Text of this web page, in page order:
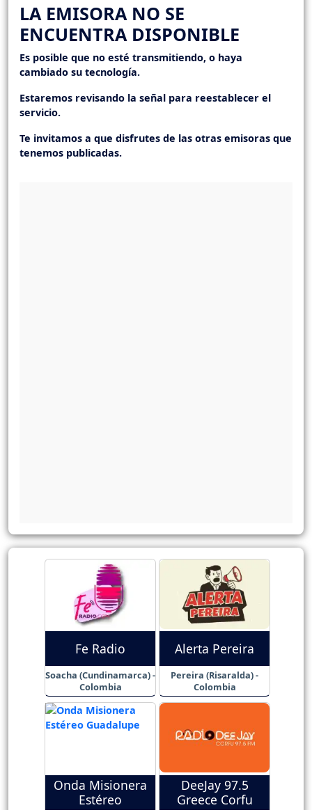
LA EMISORA NO SE
ENCUENTRA DISPONIBLE
Es posible que no esté transmitiendo, o haya
cambiado su tecnología.
Estaremos revisando la señal para reestablecer el
servicio.
Te invitamos a que disfrutes de las otras emisoras que
tenemos publicadas.
Fe Radio
Soacha (Cundinamarca) -
Colombia
Alerta Pereira
Pereira (Risaralda) -
Colombia
Onda Misionera
Estéreo
DeeJay 97.5
Greece Corfu